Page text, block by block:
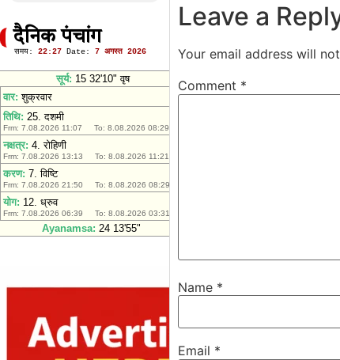
दैनिक पंचांग
Leave a
Your email address will
Comment *
Name *
Email *